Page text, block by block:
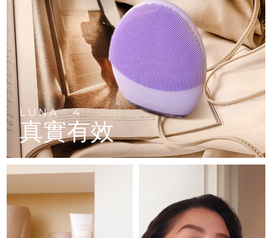
LUNATM4
真實有效
LUNA™ 4 mini
For young skin, T-zone
LUNA™ 4 go
For travel or gym bag
LUNA™護膚
Premium cleansers & balm
LUNA™ 設備
All facial cleansing devices
面部提拉護理
Premium anti-aging skincare
BEAR™ 設備
All premium facelift devices
UFO™ 3 mini
Red light therapy device for young skin
UFO™ 3 go
Portable red light therapy
面膜
Rejuvenation & hydration
UFO™ 設備
All deep facial hydration devices
issa™ 4 smile
Hybrid silicone sonic toothbrush
issa™ 4 baby
For ages 0-3
issa™ Teeth Whitening Set
ISSA™ 設備
All silicone sonic toothbrushes
FAQ™ 101
Clinical anti-aging
FAQ™ 102
Advanced clinical anti-aging
FAQ™ 103
Luxurious clinical anti-aging set
FAQ™ P1 Primer
Manuka honey primer
FAQ™ 201
LED mask
FAQ™ 202
LED mask
FAQ™ 211
Anti-aging neck & décolleté LED mask
FAQ™ 221
Anti-aging LED hand mask
生髮
FAQ™ 301
LED hair strengthening scalp massager
FAQ™ Scalp Serum
Scalp recovery probiotic serum
FAQ™護膚品
All FAQ™ skincare
肌膚年輕化
NEW
FAQ™ 501
Full-Spectrum Red Light Therapy
FAQ™ 502
Full-Spectrum Red Light Therapy
FAQ™ Red Light Serum
保健品
NEW
專業治療
中國 預計送達日期09/08/2026
哥倫比亞 預計送達日期13/08/2026
克羅埃西亞 預計送達日期 09/08/2026
賽普勒斯 預計送達日期10/08/2026
捷克 預計送達日期09/08/2026
丹麥 預計送達日期09/08/2026
芬蘭 預計送達日期 09/08/2026